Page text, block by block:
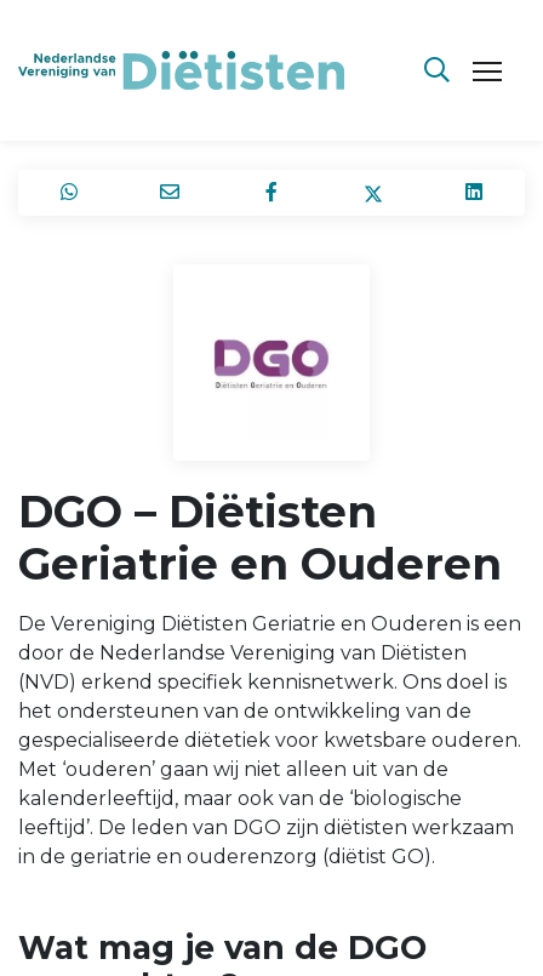
DGO – Diëtisten
Geriatrie en Ouderen
De Vereniging Diëtisten Geriatrie en Ouderen is een
door de Nederlandse Vereniging van Diëtisten
(NVD) erkend specifiek kennisnetwerk. Ons doel is
het ondersteunen van de ontwikkeling van de
gespecialiseerde diëtetiek voor kwetsbare ouderen.
Met ‘ouderen’ gaan wij niet alleen uit van de
kalenderleeftijd, maar ook van de ‘biologische
leeftijd’. De leden van DGO zijn diëtisten werkzaam
in de geriatrie en ouderenzorg (diëtist GO).
Wat mag je van de DGO